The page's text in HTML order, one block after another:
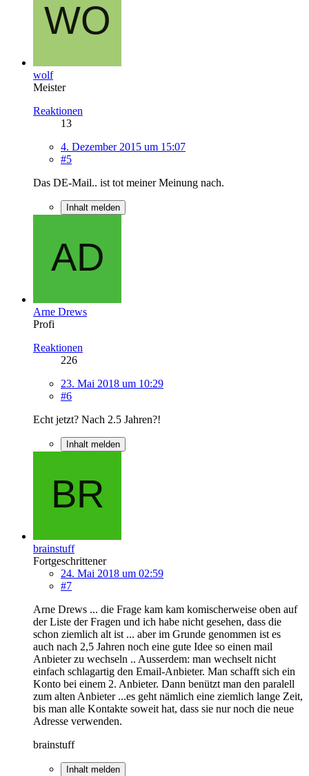
wolf
Meister
Reaktionen
13
4. Dezember 2015 um 15:07
#5
Das DE-Mail.. ist tot meiner Meinung nach.
Inhalt melden
Arne Drews
Profi
Reaktionen
226
23. Mai 2018 um 10:29
#6
Echt jetzt? Nach 2.5 Jahren?!
Inhalt melden
brainstuff
Fortgeschrittener
24. Mai 2018 um 02:59
#7
Arne Drews ... die Frage kam kam komischerweise oben auf
der Liste der Fragen und ich habe nicht gesehen, dass die
schon ziemlich alt ist ... aber im Grunde genommen ist es
auch nach 2,5 Jahren noch eine gute Idee so einen mail
Anbieter zu wechseln .. Ausserdem: man wechselt nicht
einfach schlagartig den Email-Anbieter. Man schafft sich ein
Konto bei einem 2. Anbieter. Dann benützt man den paralell
zum alten Anbieter ...es geht nämlich eine ziemlich lange Zeit,
bis man alle Kontakte soweit hat, dass sie nur noch die neue
Adresse verwenden.
brainstuff
Inhalt melden